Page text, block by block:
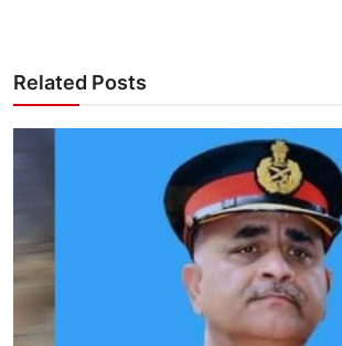
Related Posts